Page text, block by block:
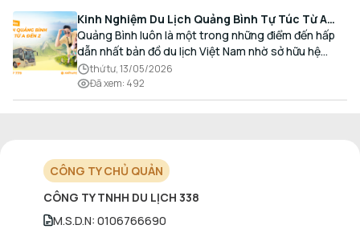
Kinh Nghiệm Du Lịch Quảng Bình Tự Túc Từ A
Đến Z Chi Tiết Nhất
Quảng Bình luôn là một trong những điểm đến hấp
dẫn nhất bản đồ du lịch Việt Nam nhờ sở hữu hệ
thống hang động kỳ vĩ, những bãi biển hoang sơ và
nét ẩm thực đậm đà bản sắc.
thứ tư, 13/05/2026
Đã xem: 492
CÔNG TY CHỦ QUẢN
CÔNG TY TNHH DU LỊCH 338
M.S.D.N: 0106766690